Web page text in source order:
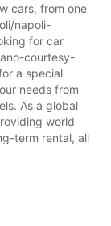
cars, from one
napoli-
for car
courtesy-
a special
needs from
As a global
world
term rental, all